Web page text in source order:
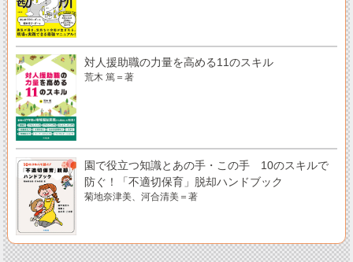
対人援助職の力量を高める11のスキル
荒木 篤＝著
園で役立つ知識とあの手・この手 10のスキルで
防ぐ！「不適切保育」脱却ハンドブック
菊地奈津美、河合清美＝著